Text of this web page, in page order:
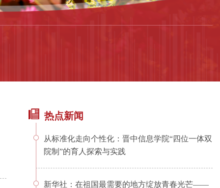
热点新闻
从标准化走向个性化：晋中信息学院“四位一体双
院制”的育人探索与实践
新华社：在祖国最需要的地方绽放青春光芒——